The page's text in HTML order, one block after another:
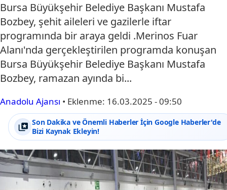
Bursa Büyükşehir Belediye Başkanı Mustafa
Bozbey, şehit aileleri ve gazilerle iftar
programında bir araya geldi .Merinos Fuar
Alanı'nda gerçekleştirilen programda konuşan
Bursa Büyükşehir Belediye Başkanı Mustafa
Bozbey, ramazan ayında bi...
Anadolu Ajansı • Eklenme: 16.03.2025 - 09:50
Son Dakika ve Önemli Haberler İçin Google Haberler'de
Bizi Kaynak Ekleyin!